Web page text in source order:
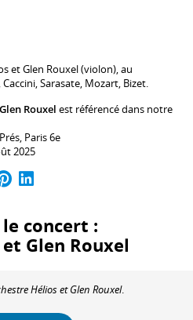
etGlen Rouxel(violon), au
Sarasate, Mozart, Bizet.
Rouxel est référencé dans notre
, Paris 6e
2025
concert :
Glen Rouxel
Hélios et Glen Rouxel.